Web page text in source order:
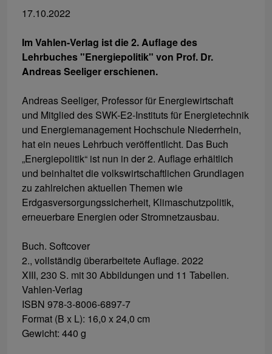
17.10.2022
Im Vahlen-Verlag ist die 2. Auflage des
Lehrbuches "Energiepolitik" von Prof. Dr.
Andreas Seeliger erschienen.
Andreas Seeliger, Professor für Energiewirtschaft
und Mitglied des SWK-E2-Instituts für Energietechnik
und Energiemanagement Hochschule Niederrhein,
hat ein neues Lehrbuch veröffentlicht. Das Buch
„Energiepolitik“ ist nun in der 2. Auflage erhältlich
und beinhaltet die volkswirtschaftlichen Grundlagen
zu zahlreichen aktuellen Themen wie
Erdgasversorgungssicherheit, Klimaschutzpolitik,
erneuerbare Energien oder Stromnetzausbau.
Buch. Softcover
2., vollständig überarbeitete Auflage. 2022
XIII, 230 S. mit 30 Abbildungen und 11 Tabellen.
Vahlen-Verlag
ISBN 978-3-8006-6897-7
Format (B x L): 16,0 x 24,0 cm
Gewicht: 440 g